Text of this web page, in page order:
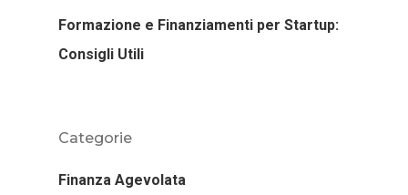
Formazione e Finanziamenti per Startup:
Consigli Utili
Categorie
Finanza Agevolata